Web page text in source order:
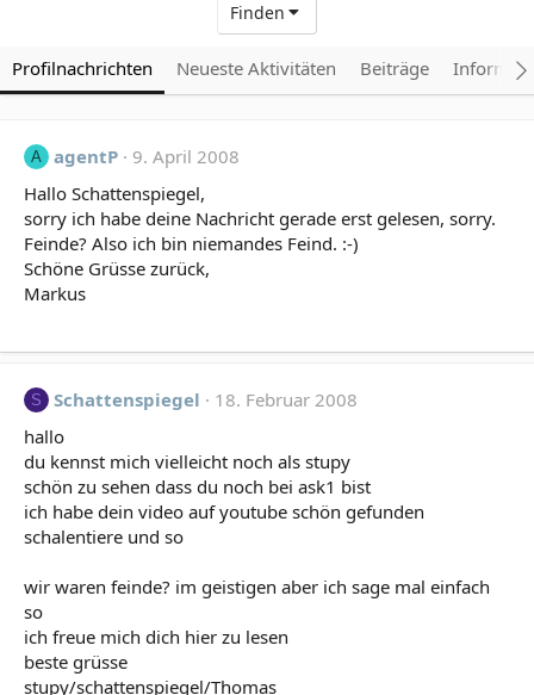
Finden
Profilnachrichten Neueste Aktivitäten Beiträge
A agentP
9. April 2008
Hallo Schattenspiegel,
sorry ich habe deine Nachricht gerade erst gelesen, sorry.
Feinde? Also ich bin niemandes Feind. :-)
Schöne Grüsse zurück,
Markus
S Schattenspiegel
18. Februar 2008
hallo
du kennst mich vielleicht noch als stupy
schön zu sehen dass du noch bei ask1 bist
ich habe dein video auf youtube schön gefunden
schalentiere und so
wir waren feinde? im geistigen aber ich sage mal einfach
so
ich freue mich dich hier zu lesen
beste grüsse
stupy/schattenspiegel/Thomas